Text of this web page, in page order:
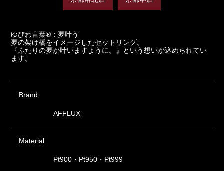
ゆびわ言葉®：夢叶う
夢の架け橋をイメージしたセットリング。
『ふたりの夢が叶いますように。』という想いが込められてい
ます。
Brand
AFFLUX
Material
Pt900・Pt950・Pt999